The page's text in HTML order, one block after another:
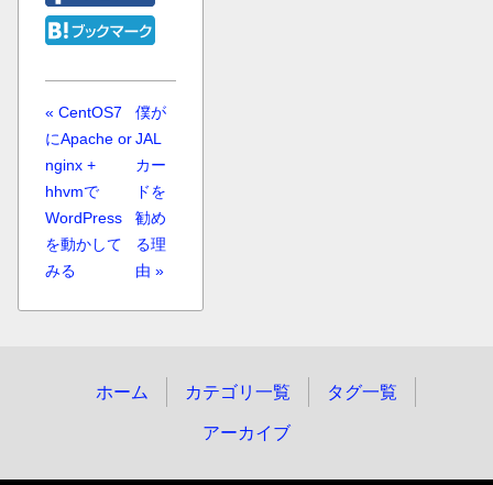
« CentOS7
にApache or
nginx +
hhvmで
WordPress
を動かして
みる
僕が
JAL
カー
ドを
勧め
る理
由 »
ホーム カテゴリ一覧 タグ一覧
アーカイブ